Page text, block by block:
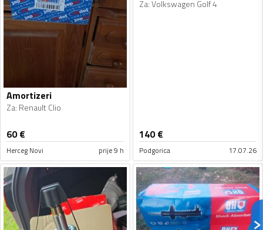
Amortizeri
Za: Renault Clio
60€
Herceg Novi prije 9 h
Za:Volkswagen Golf 4
140€
Podgorica 17.07.26